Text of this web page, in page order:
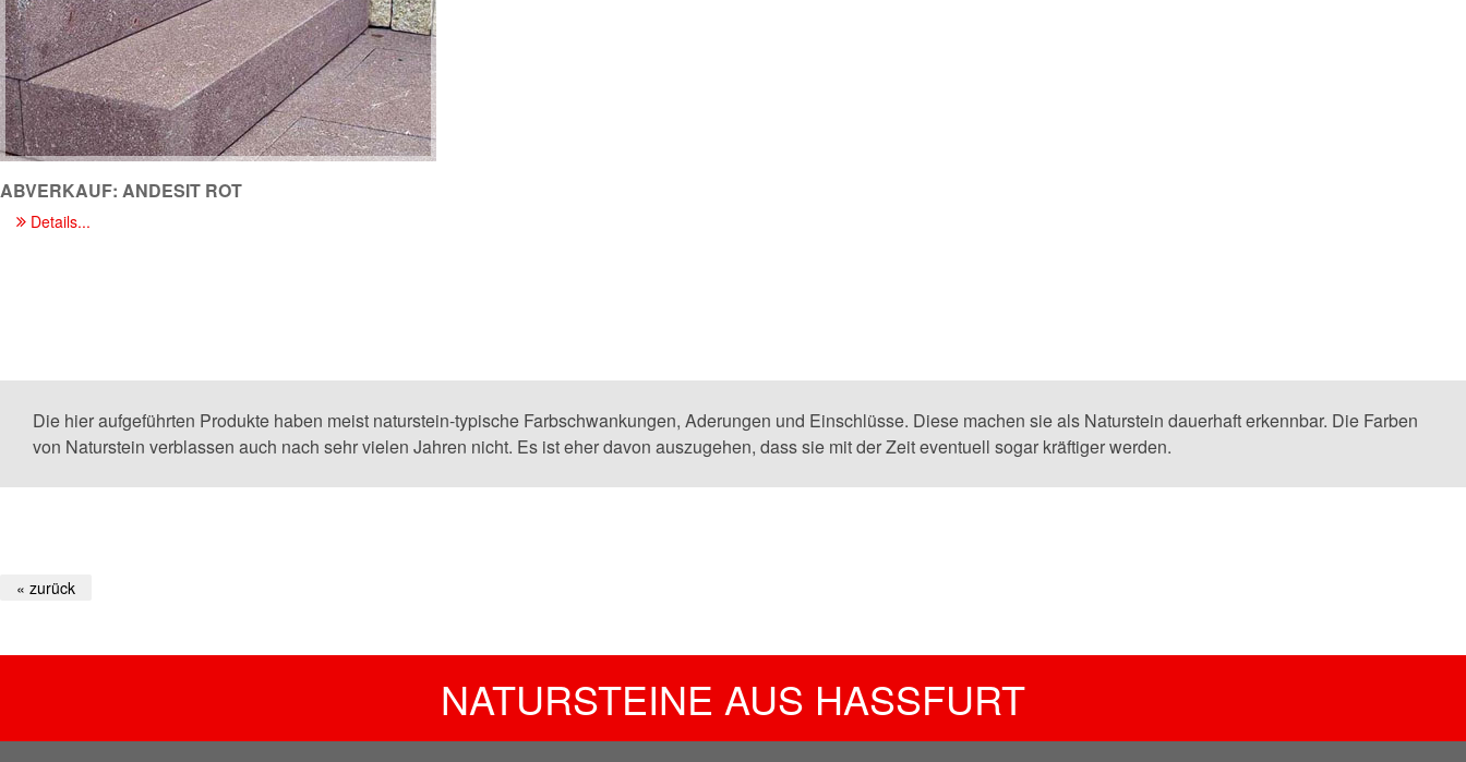
ABVERKAUF: ANDESIT ROT
Details...
Die hier aufgeführten Produkte haben meist naturstein-typische Farbschwankungen, Aderungen und Einschlüsse. Diese machen sie als Naturstein dauerhaft erkennbar. Die Farben
von Naturstein verblassen auch nach sehr vielen Jahren nicht. Es ist eher davon auszugehen, dass sie mit der Zeit eventuell sogar kräftiger werden.
« zurück
NATURSTEINE AUS HASSFURT